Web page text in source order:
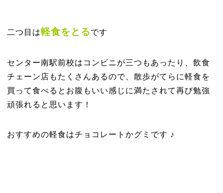
二つ目は軽食をとるです
センター南駅前校はコンビニが三つもあったり、飲食
チェーン店もたくさんあるので、散歩がてらに軽食を
買って食べるとお腹もいい感じに満たされて再び勉強
頑張れると思います！
おすすめの軽食はチョコレートかグミです ♪